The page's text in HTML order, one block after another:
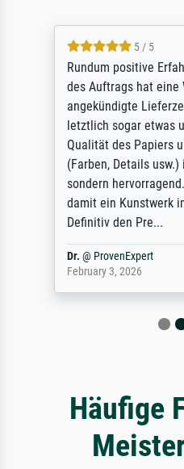
5 / 5
Rundum positive
des Auftrags hat eine
angekündigte
letztlich sogar etwas
Qualität des Papiers
(Farben, Details
sondern
damit ein Kunstwerk
Definitiv den Pre...
Dr. @ ProvenExpert
February 3, 2026
Häufige